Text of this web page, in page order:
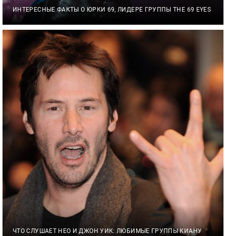
ИНТЕРЕСНЫЕ ФАКТЫ О ЮРКИ 69, ЛИДЕРЕ ГРУППЫ THE 69 EYES
ЧТО СЛУШАЕТ НЕО И ДЖОН УИК: ЛЮБИМЫЕ ГРУППЫ КИАНУ